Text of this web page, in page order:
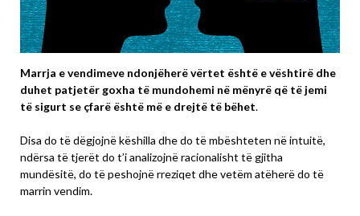
Marrja e vendimeve ndonjëherë vërtet është e vështirë dhe
duhet patjetër goxha të mundohemi në mënyrë që të jemi
të sigurt se çfarë është më e drejtë të bëhet.
Disa do të dëgjojnë këshilla dhe do të mbështeten në intuitë,
ndërsa të tjerët do t’i analizojnë racionalisht të gjitha
mundësitë, do të peshojnë rreziqet dhe vetëm atëherë do të
marrin vendim.